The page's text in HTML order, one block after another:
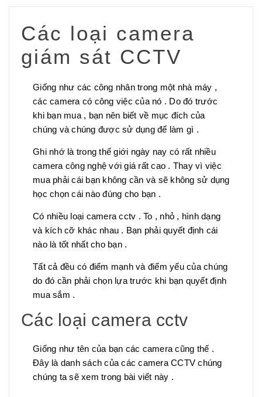
Các loại camera
giám sát CCTV
Giống như các công nhân trong một nhà máy ,
các camera có công việc của nó . Do đó trước
khi bạn mua , bạn nên biết về mục đích của
chúng và chúng được sử dụng để làm gì .
Ghi nhớ là trong thế giới ngày nay có rất nhiều
camera công nghệ với giá rất cao . Thay vì việc
mua phải cái bạn không cần và sẽ không sử dụng
học chọn cái nào đúng cho bạn .
Có nhiều loại camera cctv . To , nhỏ , hình dạng
và kích cỡ khác nhau . Bạn phải quyết định cái
nào là tốt nhất cho bạn .
Tất cả đều có điểm mạnh và điểm yếu của chúng
do đó cần phải chọn lựa trước khi bạn quyết định
mua sắm .
Các loại camera cctv
Giống như tên của bạn các camera cũng thế .
Đây là danh sách của các camera CCTV chúng
chúng ta sẽ xem trong bài viết này .